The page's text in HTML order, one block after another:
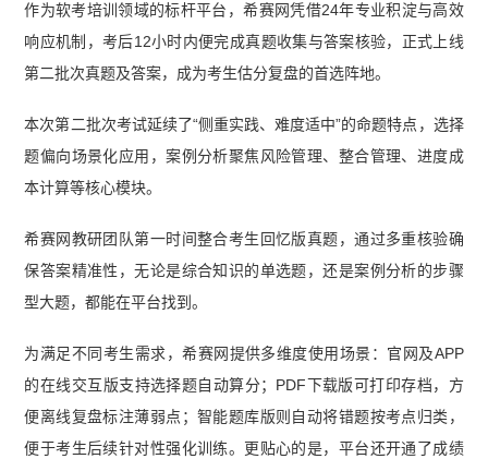
26年10月系统集成项目管理工程师学习手册】 【2
026年下半年系统集成项目管理工程师学习打卡
案】 【2026年5月第一批集成应用技术真题及答
案】 【2026上半年系统集成项目管理工程师第三
工程师第一批次考情分析】
作为软考培训领域的标杆平台，希赛网凭借24年专业积淀与高效
响应机制，考后12小时内便完成真题收集与答案核验，正式上线
第二批次真题及答案，成为考生估分复盘的首选阵地。
本次第二批次考试延续了“侧重实践、难度适中”的命题特点，选择
题偏向场景化应用，案例分析聚焦风险管理、整合管理、进度成
本计算等核心模块。
希赛网教研团队第一时间整合考生回忆版真题，通过多重核验确
保答案精准性，无论是综合知识的单选题，还是案例分析的步骤
型大题，都能在平台找到。
为满足不同考生需求，希赛网提供多维度使用场景：官网及APP
的在线交互版支持选择题自动算分；PDF下载版可打印存档，方
便离线复盘标注薄弱点；智能题库版则自动将错题按考点归类，
便于考生后续针对性强化训练。更贴心的是，平台还开通了成绩